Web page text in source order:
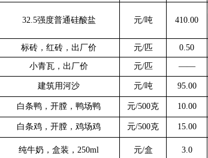
32.5强度普通硅酸盐 元/吨 410.00
标砖，红砖，出厂价 元/匹 0.50
小青瓦，出厂价 元/匹 ——
建筑用河沙 元/吨 95.00
白条鸭，开膛，鸭场鸭 元/500克 10.00
白条鸡，开膛，鸡场鸡 元/500克 15.00
纯牛奶，盒装， 250ml 元/盒 3.0